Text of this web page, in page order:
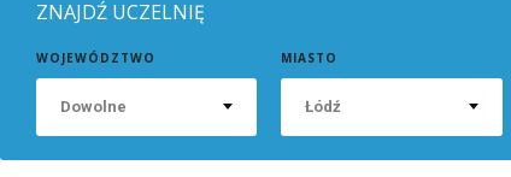
ZNAJDŹ UCZELNIĘ
WOJEWÓDZTWO
Dowolne
MIASTO
Łódź